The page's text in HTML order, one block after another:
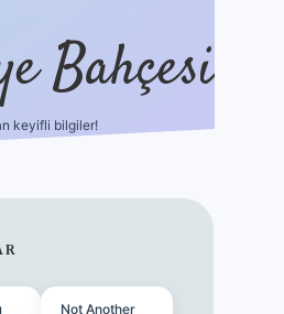
Bahçesi
keyifli bilgiler!
Not Another
ilbet mobil